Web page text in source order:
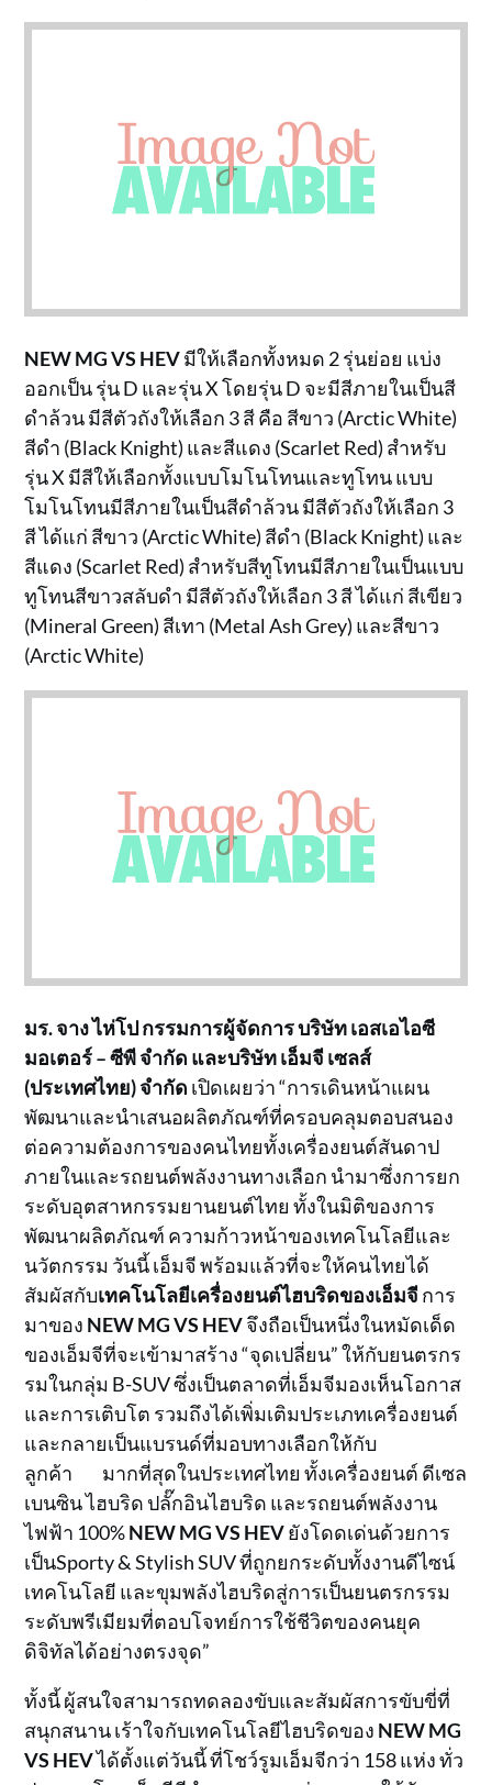
NEW MG VS HEVมีให้เลือกทั้งหมด 2 รุ่นย่อย แบ่ง
ออกเป็น รุ่น D และรุ่น X โดยรุ่น D จะมีสีภายในเป็นสี
ดำล้วน มีสีตัวถังให้เลือก 3 สี คือ สีขาว (Arctic White)
สีดำ (Black Knight) และสีแดง (Scarlet Red) สำหรับ
รุ่น X มีสีให้เลือกทั้งแบบโมโนโทนและทูโทน แบบ
โมโนโทนมีสีภายในเป็นสีดำล้วน มีสีตัวถังให้เลือก 3
สี ได้แก่ สีขาว (Arctic White) สีดำ (Black Knight) และ
สีแดง (Scarlet Red) สำหรับสีทูโทนมีสีภายในเป็นแบบ
ทูโทนสีขาวสลับดำ มีสีตัวถังให้เลือก 3 สี ได้แก่ สีเขียว
(Mineral Green) สีเทา (Metal Ash Grey) และสีขาว
(Arctic White)
มร. จาง ไห่โป กรรมการผู้จัดการ บริษัท เอสเอไอซี
มอเตอร์ – ซีพี จำกัด และบริษัท เอ็มจี เซลส์
(ประเทศไทย) จำกัด เปิดเผยว่า “การเดินหน้าแผน
พัฒนาและนำเสนอผลิตภัณฑ์ที่ครอบคลุมตอบสนอง
ต่อความต้องการของคนไทยทั้งเครื่องยนต์สันดาป
ภายในและรถยนต์พลังงานทางเลือก นำมาซึ่งการยก
ระดับอุตสาหกรรมยานยนต์ไทย ทั้งในมิติของการ
พัฒนาผลิตภัณฑ์ ความก้าวหน้าของเทคโนโลยีและ
นวัตกรรม วันนี้ เอ็มจี พร้อมแล้วที่จะให้คนไทยได้
สัมผัสกับเทคโนโลยีเครื่องยนต์ไฮบริดของเอ็มจีการ
มาของ NEW MG VS HEVจึงถือเป็นหนึ่งในหมัดเด็ด
ของเอ็มจีที่จะเข้ามาสร้าง “จุดเปลี่ยน” ให้กับยนตรกร
รมในกลุ่ม B-SUV ซึ่งเป็นตลาดที่เอ็มจีมองเห็นโอกาส
และการเติบโต รวมถึงได้เพิ่มเติมประเภทเครื่องยนต์
และกลายเป็นแบรนด์ที่มอบทางเลือกให้กับ
ลูกค้า มากที่สุดในประเทศไทย ทั้งเครื่องยนต์ ดีเซล
เบนซิน ไฮบริด ปลั๊กอินไฮบริด และรถยนต์พลังงาน
ไฟฟ้า 100%NEW MG VS HEVยังโดดเด่นด้วยการ
เป็นSporty & Stylish SUV ที่ถูกยกระดับทั้งงานดีไซน์
เทคโนโลยี และขุมพลังไฮบริดสู่การเป็นยนตรกรรม
ระดับพรีเมียมที่ตอบโจทย์การใช้ชีวิตของคนยุค
ดิจิทัลได้อย่างตรงจุด”
ทั้งนี้ ผู้สนใจสามารถทดลองขับและสัมผัสการขับขี่ที่
สนุกสนาน เร้าใจกับเทคโนโลยีไฮบริดของ NEW MG
VS HEVได้ตั้งแต่วันนี้ ที่โชว์รูมเอ็มจีกว่า 158 แห่ง ทั่ว